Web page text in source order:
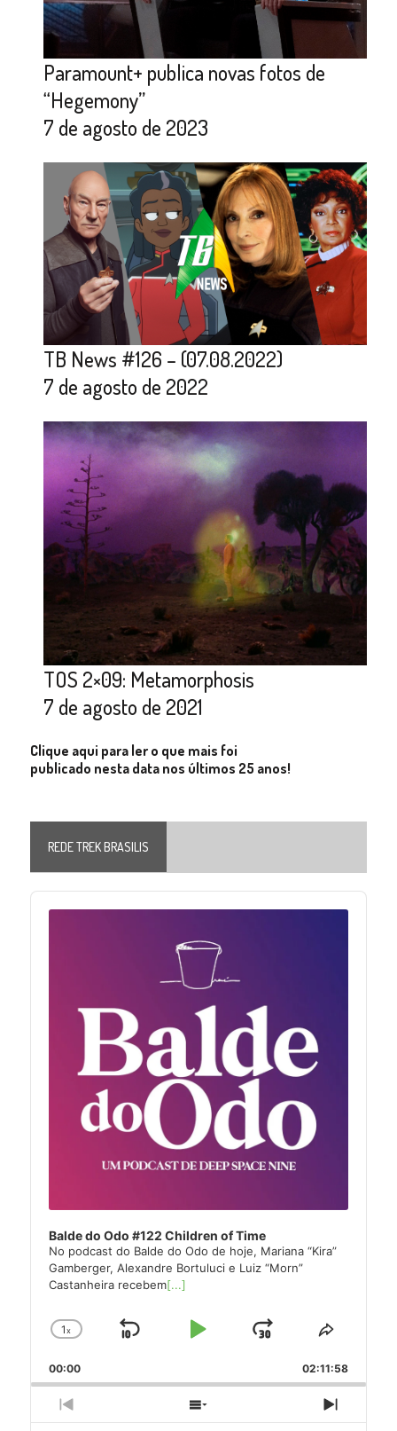
Paramount+ publica novas fotos de
“Hegemony”
7 de agosto de 2023
TB News #126 – (07.08.2022)
7 de agosto de 2022
TOS 2×09: Metamorphosis
7 de agosto de 2021
Clique aqui para ler o que mais foi
publicado nesta data nos últimos 25 anos!
REDE TREK BRASILIS
Audio
Player
Balde do Odo #122 Children of Time
No podcast do Balde do Odo de hoje, Mariana “Kira”
Gamberger, Alexandre Bortuluci e Luiz “Morn”
Castanheira recebem[...]
Change
Rate
1x
Skip
Play
Jump
Forward
Share
Episode
00:00 02:11:58
Previous
Show
Next